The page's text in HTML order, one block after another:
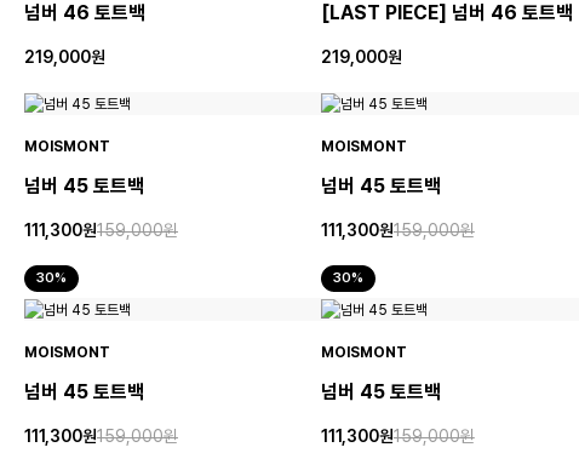
넘버 46 토트백
219,000원
[LAST PIECE] 넘버 46 토트백
219,000원
MOISMONT
넘버 45 토트백
111,300원159,000원
30%
MOISMONT
넘버 45 토트백
111,300원159,000원
30%
MOISMONT
넘버 45 토트백
111,300원159,000원
MOISMONT
넘버 45 토트백
111,300원159,000원